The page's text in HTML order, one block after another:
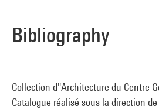
Bibliography
Collection d''Architecture du Centre
Catalogue réalisé sous la direction